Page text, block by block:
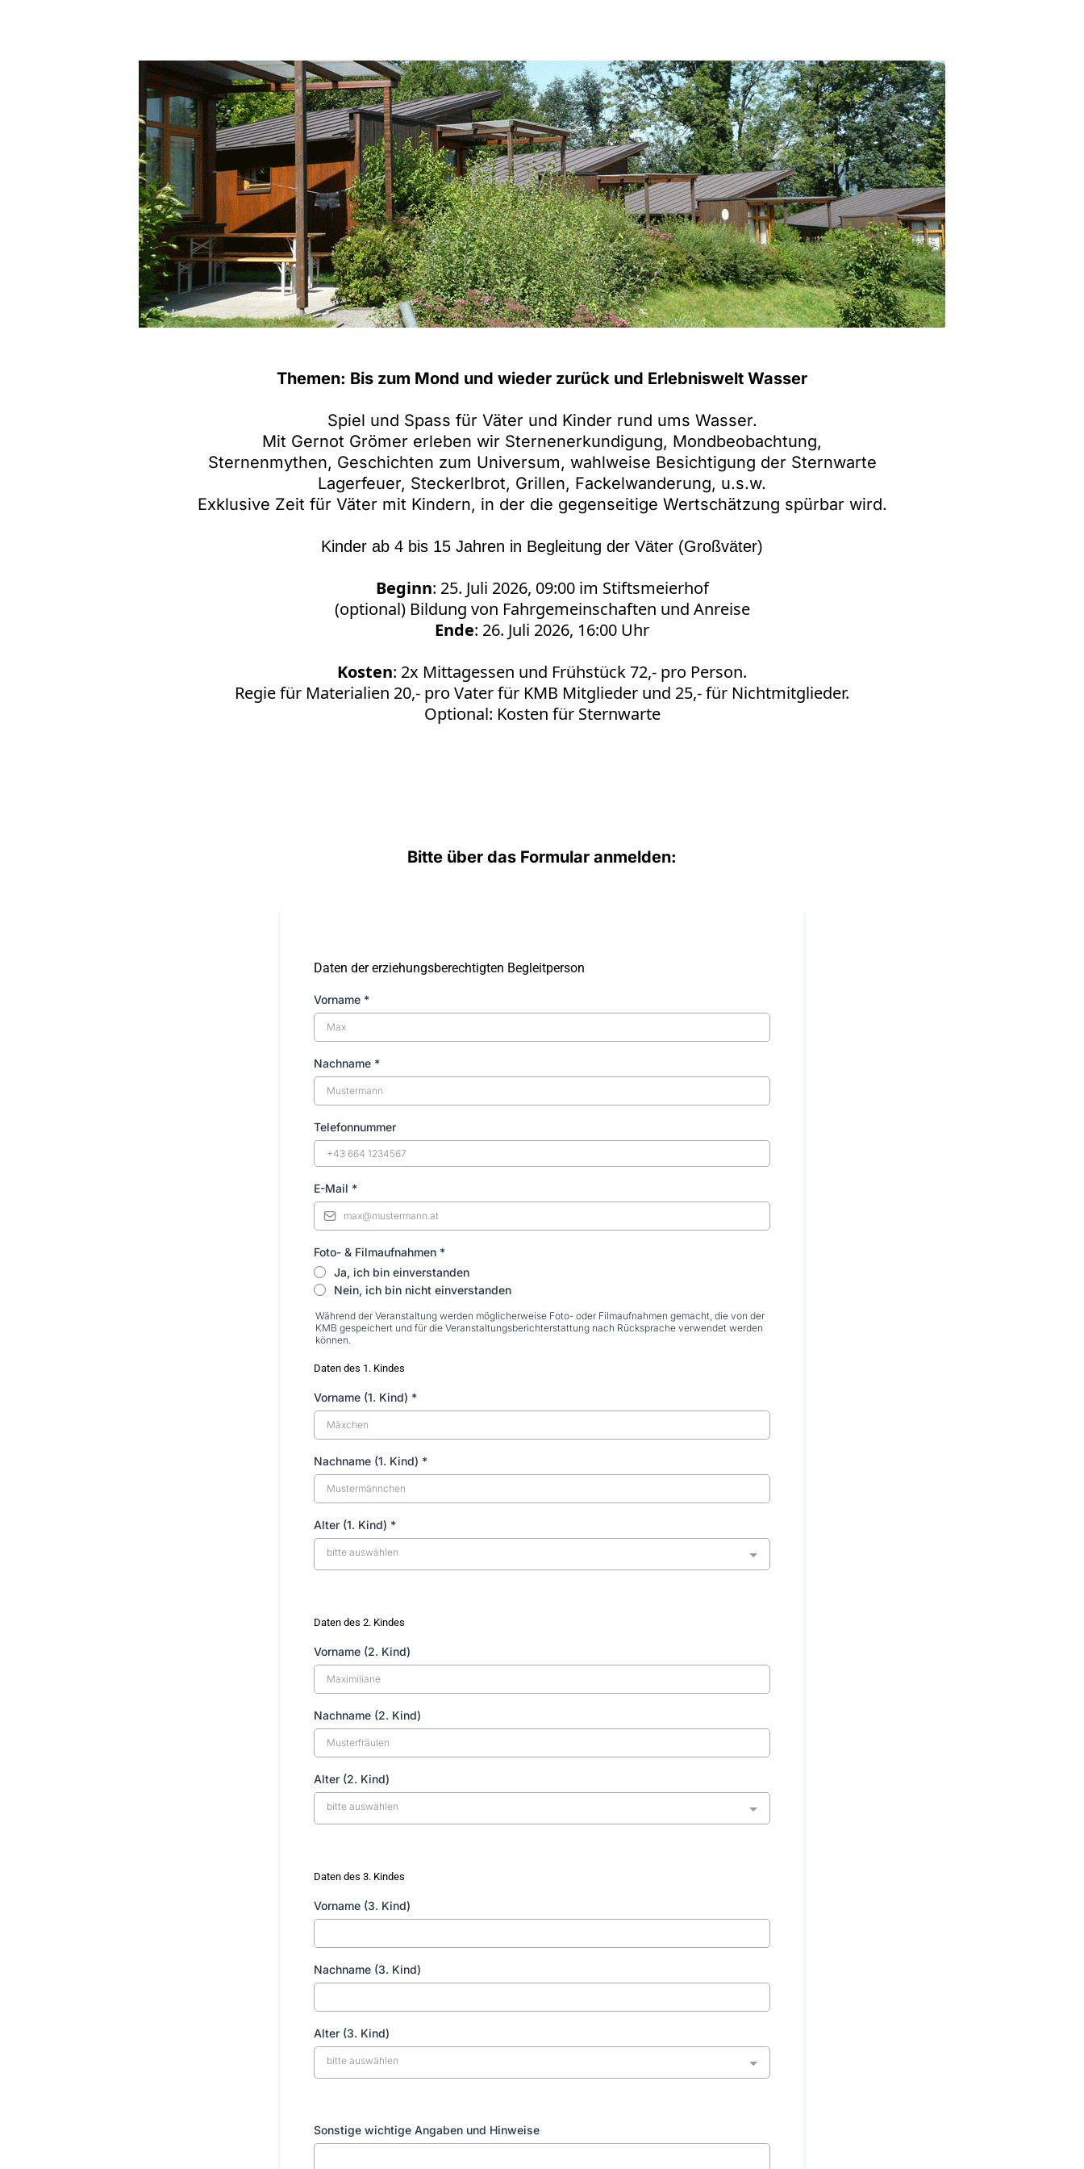
Themen: Bis zum Mond und wieder zurück und Erlebniswelt Wasser
Spiel und Spass für Väter und Kinder rund ums Wasser.
Mit Gernot Grömer erleben wir Sternenerkundigung, Mondbeobachtung,
Sternenmythen, Geschichten zum Universum, wahlweise Besichtigung der Sternwarte
Lagerfeuer, Steckerlbrot, Grillen, Fackelwanderung, u.s.w.
Exklusive Zeit für Väter mit Kindern, in der die gegenseitige Wertschätzung spürbar wird.
Kinder ab 4 bis 15 Jahren in Begleitung der Väter (Großväter)
Beginn: 25. Juli 2026, 09:00 im Stiftsmeierhof
(optional) Bildung von Fahrgemeinschaften und Anreise
Ende: 26. Juli 2026, 16:00 Uhr
Kosten: 2x Mittagessen und Frühstück 72,- pro Person.
Regie für Materialien 20,- pro Vater für KMB Mitglieder und 25,- für Nichtmitglieder.
Optional: Kosten für Sternwarte
Bitte über das Formular anmelden:
Daten der erziehungsberechtigten Begleitperson
Vorname *
Nachname *
Telefonnummer
E-Mail *
Foto- & Filmaufnahmen *
Ja, ich bin einverstanden
Nein, ich bin nicht einverstanden
Während der Veranstaltung werden möglicherweise Foto- oder Filmaufnahmen gemacht, die von der
KMB gespeichert und für die Veranstaltungsberichterstattung nach Rücksprache verwendet werden
können.
Daten des 1. Kindes
Vorname (1. Kind) *
Nachname (1. Kind) *
Alter (1. Kind) *
bitte auswählen
Daten des 2. Kindes
Vorname (2. Kind)
Nachname (2. Kind)
Alter (2. Kind)
bitte auswählen
Daten des 3. Kindes
Vorname (3. Kind)
Nachname (3. Kind)
Alter (3. Kind)
bitte auswählen
Sonstige wichtige Angaben und Hinweise